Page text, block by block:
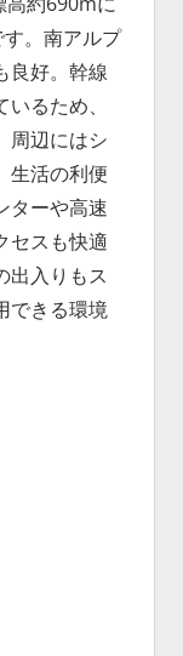
。南アルプ
良好。幹線
るため、
周辺にはシ
生活の利便
ターや高速
セスも快適
出入りもス
できる環境